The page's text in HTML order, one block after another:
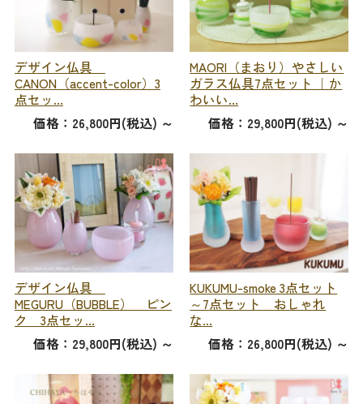
デザイン仏具
CANON（accent-color）3
点セッ...
価格：26,800円(税込) ～
MAORI（まおり）やさしい
ガラス仏具7点セット ｜か
わいい...
価格：29,800円(税込) ～
デザイン仏具
MEGURU（BUBBLE） ピン
ク 3点セッ...
価格：29,800円(税込) ～
KUKUMU-smoke 3点セット
～7点セット おしゃれ
な...
価格：26,800円(税込) ～